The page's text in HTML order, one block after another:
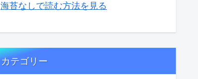
海苔なしで読む方法を見る
カテゴリー